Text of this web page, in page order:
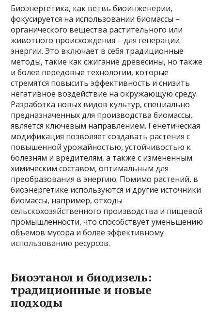
Биоэнергетика, как ветвь биоинженерии,
фокусируется на использовании биомассы –
органического вещества растительного или
животного происхождения – для генерации
энергии. Это включает в себя традиционные
методы, такие как сжигание древесины, но также
и более передовые технологии, которые
стремятся повысить эффективность и снизить
негативное воздействие на окружающую среду.
Разработка новых видов культур, специально
предназначенных для производства биомассы,
является ключевым направлением. Генетическая
модификация позволяет создавать растения с
повышенной урожайностью, устойчивостью к
болезням и вредителям, а также с измененным
химическим составом, оптимальным для
преобразования в энергию. Помимо растений, в
биоэнергетике используются и другие источники
биомассы, например, отходы
сельскохозяйственного производства и пищевой
промышленности, что способствует уменьшению
объемов мусора и более эффективному
использованию ресурсов.
Биоэтанол и биодизель:
традиционные и новые
подходы